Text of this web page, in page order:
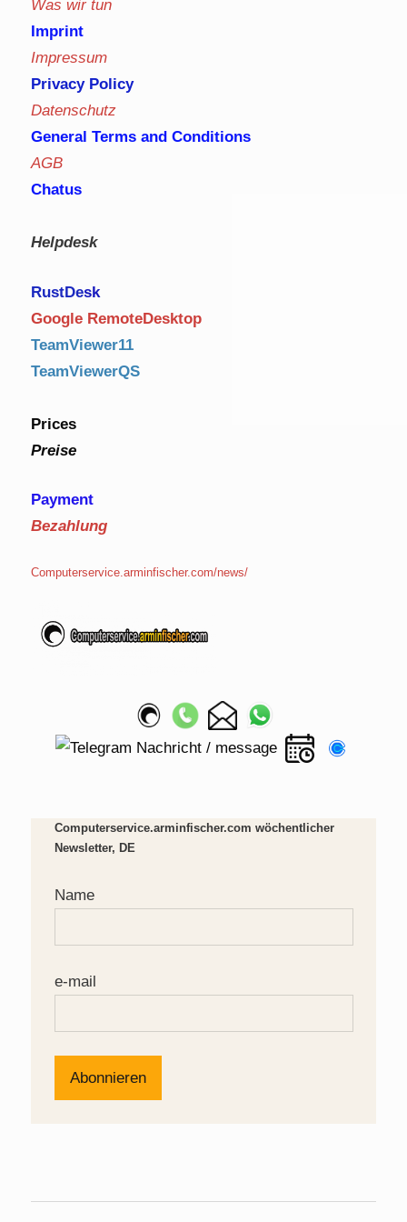
Was wir tun
Imprint
Impressum
Privacy Policy
Datenschutz
General Terms and Conditions
AGB
Chatus
Helpdesk
RustDesk
Google RemoteDesktop
TeamViewer11
TeamViewerQS
Prices
Preise
Payment
Bezahlung
Computerservice.arminfischer.com/news/
Computerservice.arminfischer.com wöchentlicher
Newsletter, DE
Name
e-mail